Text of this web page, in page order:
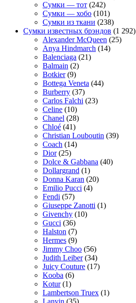
Сумки — тот (242)
Сумки — хобо (101)
Сумки из ткани (238)
Сумки известных брэндов (1 292)
Alexander McQueen (25)
Anya Hindmarch (14)
Balenciaga (21)
Balmain (2)
Botkier(9)
Bottega Veneta (44)
Burberry (37)
Carlos Falchi (23)
Celine (10)
Chanel (28)
Chloé (41)
Christian Louboutin (39)
Coach (14)
Dior(25)
Dolce & Gabbana (40)
Dollargrand (1)
Donna Karan (20)
Emilio Pucci (4)
Fendi (57)
Giuseppe Zanotti (1)
Givenchy (10)
Gucci (36)
Halston (7)
Hermes (9)
Jimmy Choo (56)
Judith Leiber(34)
Juicy Couture (17)
Kooba (6)
Kotur(1)
Lambertson Truex (1)
Lanvin (35)